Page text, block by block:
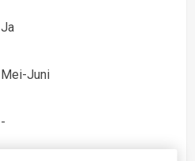
Ja
Mei-Juni
-